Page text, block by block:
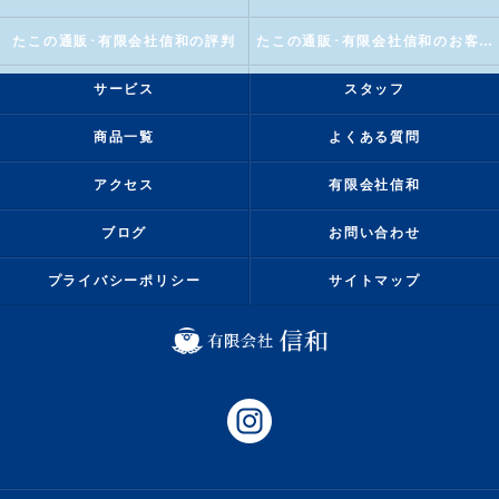
たこの通販･有限会社信和の評判 たこの通販･有限会社信和のお客様の声
サービス スタッフ
商品一覧 よくある質問
アクセス 有限会社信和
ブログ お問い合わせ
プライバシーポリシー サイトマップ